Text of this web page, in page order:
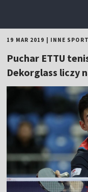
19 MAR 2019 INNE
Puchar ETTU
Dekorglass liczy